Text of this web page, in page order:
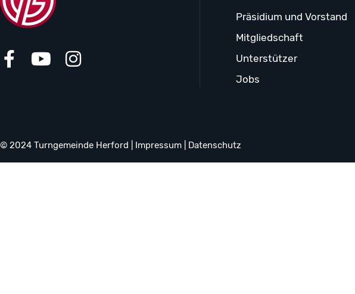
Präsidium und Vorstand
Mitgliedschaft
Unterstützer
Jobs
© 2024 Turngemeinde Herford | Impressum Datenschutz